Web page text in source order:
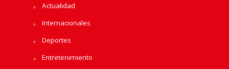
Actualidad
Internacionales
Deportes
Entretenimiento